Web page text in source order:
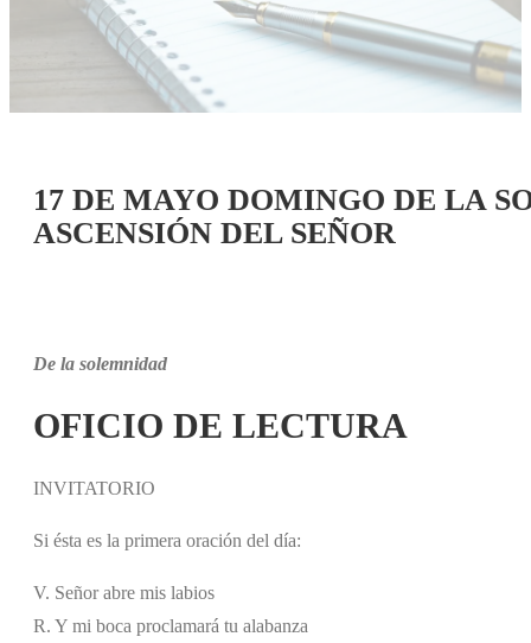
17 DE MAYO DOMINGO DE LA
ASCENSIÓN DEL SEÑOR
De la solemnidad
OFICIO DE LECTURA
INVITATORIO
Si ésta es la primera oración del día:
V. Señor abre mis labios
R. Y mi boca proclamará tu alabanza